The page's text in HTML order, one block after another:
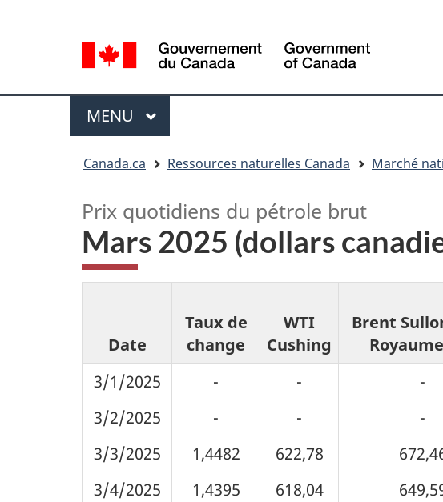
de
la
langue
selection
Menu
MENU PRINCIPAL
Canada.ca Ressources naturelles Canada Marché
Prix quotidiens du pétrole brut
Mars 2025 (dollars
Date
Taux de
change
WTI
Cushing
Brent
3/1/2025
- - -
3/2/2025
- - -
3/3/2025
1,4482 622,78
3/4/2025
1,4395 618,04